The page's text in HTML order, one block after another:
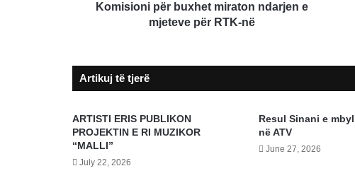
Komisioni për buxhet miraton ndarjen e
mjeteve për RTK-në
Artikuj të tjerë
ARTISTI ERIS PUBLIKON
PROJEKTIN E RI MUZIKOR
“MALLI”
July 22, 2026
Resul Sinani e
në ATV
June 27, 2026